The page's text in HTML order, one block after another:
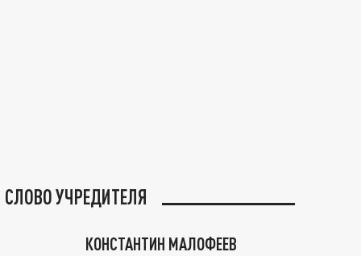
СЛОВО УЧРЕДИТЕЛЯ
КОНСТАНТИН МАЛОФЕЕВ